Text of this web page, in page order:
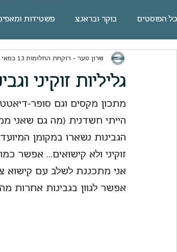
כל הפוסטים בוקר ובראנצ פשטידות
פסטה אורז דגנים קטניות שוקולד
פאי וטארט מאפינס ועוגות בחושות
לחיות את פורטו
גליליות זוקיני
שרון סער - רוקחת החלומות 13 במאי 2023
מתכון מקסים וגם סופר-
הייתי חשדנית (מה גם שאני
הגבינות נשארו במקומן
זוקיני ולא קישואים... אפשר
אני מתכננת לשלב עם קישוא
אפשר לגוון בגבינות אחרות